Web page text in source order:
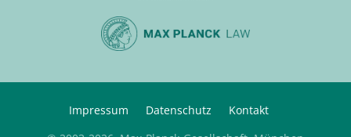
Impressum Datenschutz
Kontakt